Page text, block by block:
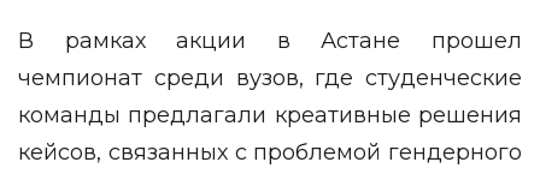
В рамках акции в Астане прошел
чемпионат среди вузов, где студенческие
команды предлагали креативные решения
кейсов, связанных с проблемой гендерного